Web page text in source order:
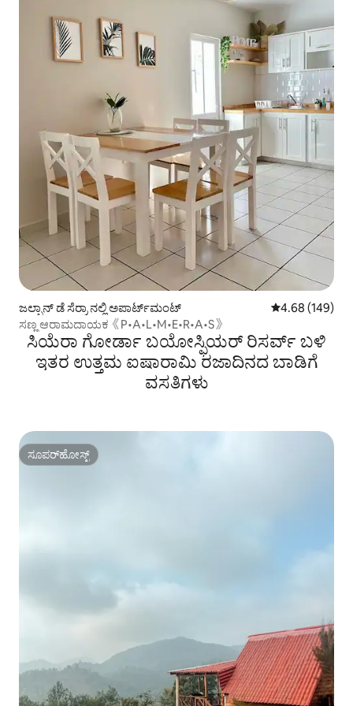
ಜಲ್ಪಾನ್ ಡೆ ಸೆರ್ರಾ ನಲ್ಲಿ ಅಪಾರ್ಟ್‌ಮಂಟ್ 5 ರಲ್ಲಿ 4.68
4.68 (149)
ಸಣ್ಣ ಆರಾಮದಾಯಕ《P•A•L•M•E•R•A•S》
ಸಿಯೆರಾ ಗೋರ್ಡಾ ಬಯೋಸ್ಫಿಯರ್ ರಿಸರ್ವ್ ಬಳಿ
ಇತರ ಉತ್ತಮ ಐಷಾರಾಮಿ ರಜಾದಿನದ ಬಾಡಿಗೆ
ವಸತಿಗಳು
ಸೂಪರ್‌ಹೋಸ್ಟ್
ಸೂಪರ್‌ಹೋಸ್ಟ್